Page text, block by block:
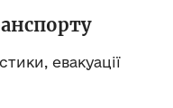
евакуації